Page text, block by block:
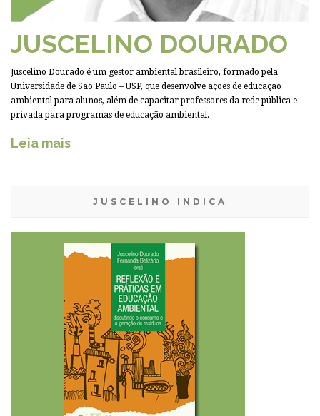
JUSCELINO DOURADO
Juscelino Dourado é um gestor ambiental brasileiro, formado pela
Universidade de São Paulo – USP, que desenvolve ações de educação
ambiental para alunos, além de capacitar professores da rede pública e
privada para programas de educação ambiental.
Leia mais
JUSCELINO INDICA